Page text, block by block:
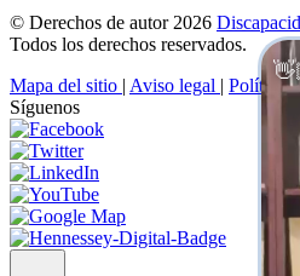
© Derechos de autor 2026
Todos los derechos reservados.
Mapa del sitio | Aviso legal | Política
Síguenos